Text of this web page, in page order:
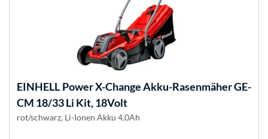
EINHELL Power X-Change Akku-Rasenmäher GE-
CM 18/33 Li Kit, 18Volt
rot/schwarz, Li-Ionen Akku 4,0Ah